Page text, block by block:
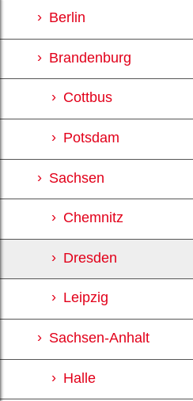
Berlin
Brandenburg
Cottbus
Potsdam
Sachsen
Chemnitz
Dresden
Leipzig
Sachsen-Anhalt
Halle